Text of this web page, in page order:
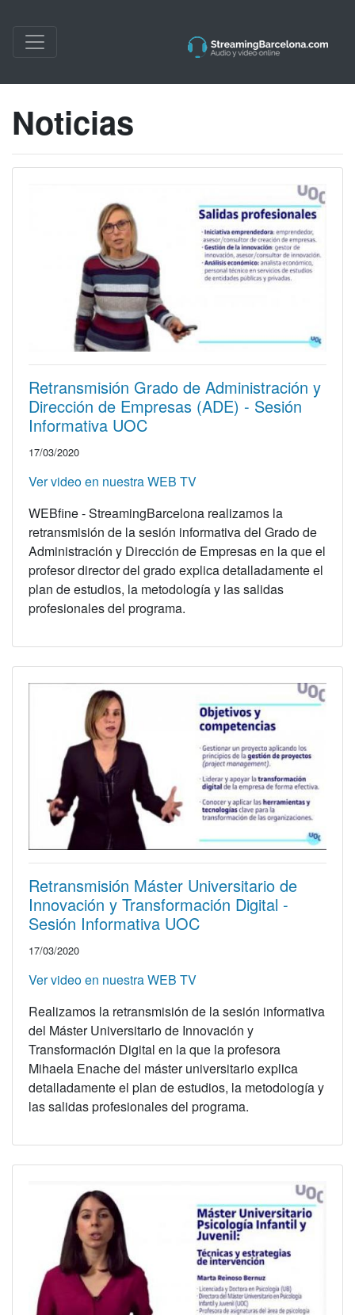
Noticias
Retransmisión Grado de Administración y
Dirección de Empresas (ADE) - Sesión
Informativa UOC
17/03/2020
Ver video en nuestra WEB TV
WEBfine - StreamingBarcelona realizamos la
retransmisión de la sesión informativa del Grado de
Administración y Dirección de Empresas en la que el
profesor director del grado explica detalladamente el
plan de estudios, la metodología y las salidas
profesionales del programa.
Retransmisión Máster Universitario de
Innovación y Transformación Digital -
Sesión Informativa UOC
17/03/2020
Ver video en nuestra WEB TV
Realizamos la retransmisión de la sesión informativa
del Máster Universitario de Innovación y
Transformación Digital en la que la profesora
Mihaela Enache del máster universitario explica
detalladamente el plan de estudios, la metodología y
las salidas profesionales del programa.